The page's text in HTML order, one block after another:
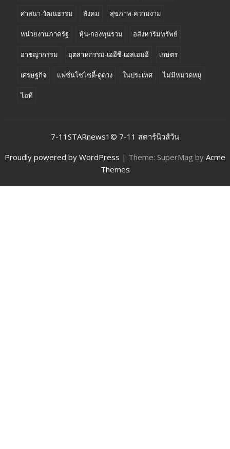
ศาสนา-วัฒนธรรม สังคม สุขภาพ-ความงาม
หน่วยงานภาครัฐ หุ้น-กองทุนรวม อสังหาริมทรัพย์
อาชญากรรม อุตสาหกรรม-เออีซี-เอสเอมอี เกษตร
เศรษฐกิจ แฟชั่นโซไซตี้-ดูดวง ในประเทศ ไม่มีหมวดหมู่
ไอที
7-11STARnews1© 7-11 สตาร์นิวส์วัน
Proudly powered by WordPress | Theme: SuperMag by Acme
Themes